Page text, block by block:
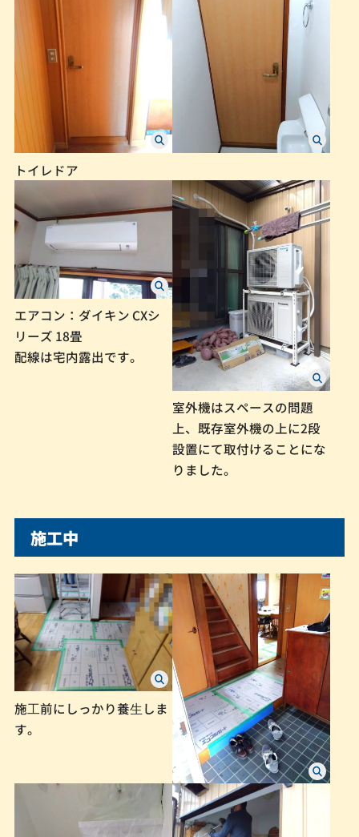
トイレドア
エアコン：ダイキン CXシ
リーズ 18畳
配線は宅内露出です。
室外機はスペースの問題
上、既存室外機の上に2段
設置にて取付けることにな
りました。
施工中
施⼯前にしっかり養⽣しま
す。